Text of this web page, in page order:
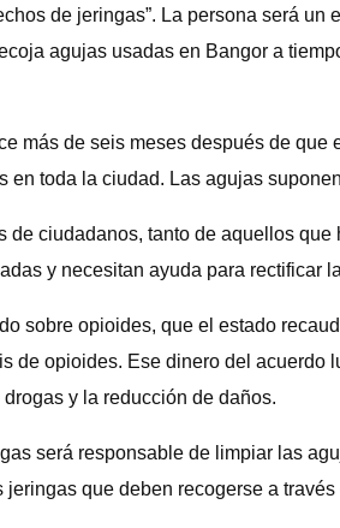
de jeringas”. La persona será
agujas usadas en Bangor a
más de seis meses después de
toda la ciudad. Las agujas
ciudadanos, tanto de aquellos
y necesitan ayuda para
sobre opioides, que el estado
de opioides. Ese dinero del
y la reducción de daños.
será responsable de limpiar las
que deben recogerse a